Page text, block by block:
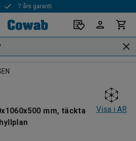
7 års garanti
mm, täckta
Visa i AR